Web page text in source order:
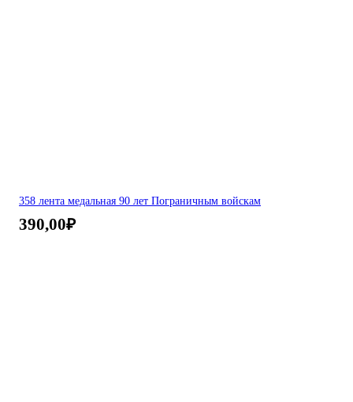
358 лента медальная 90 лет Пограничным войскам
390,00₽